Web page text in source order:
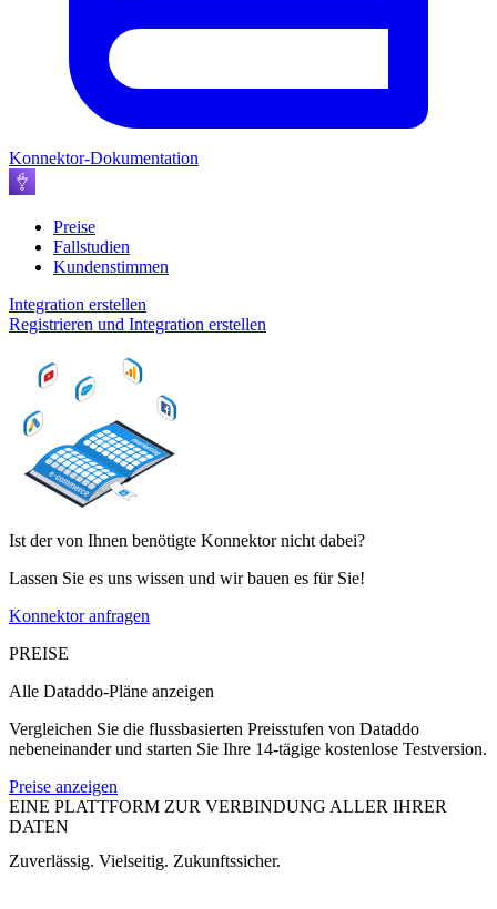
Konnektor-Dokumentation
Preise
Fallstudien
Kundenstimmen
Integration erstellen
Registrieren und Integration erstellen
Ist der von Ihnen benötigte Konnektor nicht dabei?
Lassen Sie es uns wissen und wir bauen es für Sie!
Konnektor anfragen
PREISE
Alle Dataddo-Pläne anzeigen
Vergleichen Sie die flussbasierten Preisstufen von Dataddo
nebeneinander und starten Sie Ihre 14-tägige kostenlose Testversion.
Preise anzeigen
EINE PLATTFORM ZUR VERBINDUNG ALLER IHRER
DATEN
Zuverlässig. Vielseitig. Zukunftssicher.